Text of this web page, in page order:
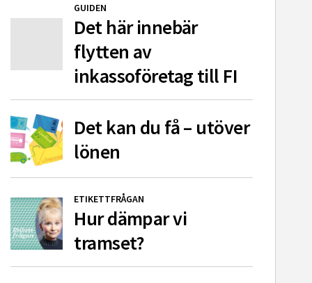
GUIDEN
Det här innebär
flytten av
inkassoföretag till FI
Det kan du få – utöver
lönen
ETIKETTFRÅGAN
Hur dämpar vi
tramset?